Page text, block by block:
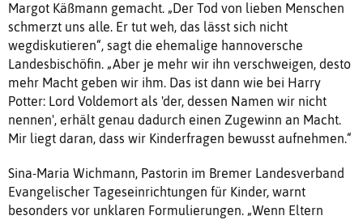
Margot Käßmann gemacht. „Der Tod von lieben Menschen
schmerzt uns alle. Er tut weh, das lässt sich nicht
wegdiskutieren“, sagt die ehemalige hannoversche
Landesbischöfin. „Aber je mehr wir ihn verschweigen, desto
mehr Macht geben wir ihm. Das ist dann wie bei Harry
Potter: Lord Voldemort als 'der, dessen Namen wir nicht
nennen', erhält genau dadurch einen Zugewinn an Macht.
Mir liegt daran, dass wir Kinderfragen bewusst aufnehmen.“
Sina-Maria Wichmann, Pastorin im Bremer Landesverband
Evangelischer Tageseinrichtungen für Kinder, warnt
besonders vor unklaren Formulierungen. „Wenn Eltern